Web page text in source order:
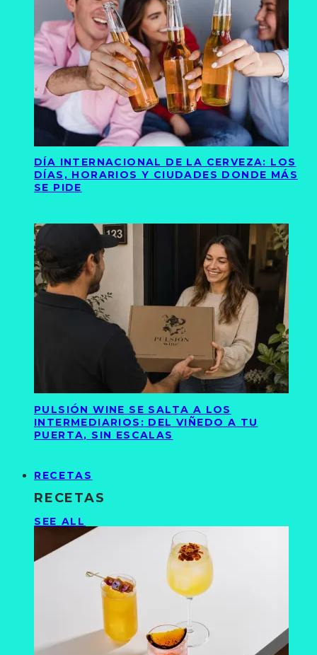
DÍA INTERNACIONAL DE LA CERVEZA: LOS
DÍAS, HORARIOS Y CIUDADES DONDE MÁS
SE PIDE
PULSIÓN WINE SE SALTA A LOS
INTERMEDIARIOS: DEL VIÑEDO A TU
PUERTA, SIN ESCALAS
RECETAS
RECETAS
SEE ALL